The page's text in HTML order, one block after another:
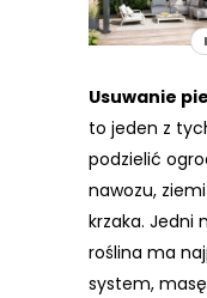
Usuwanie
to jeden z
podzielić
nawozu,
krzaka. Jedni
roślina ma
system,